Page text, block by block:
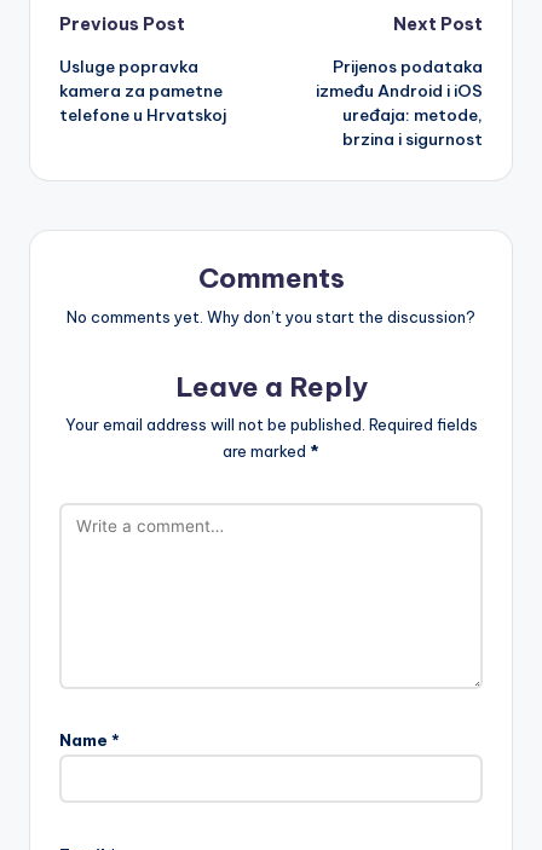
Post
navigation
Previous Post
Usluge popravka
kamera za pametne
telefone u Hrvatskoj
Next Post
Prijenos podataka
između Android i iOS
uređaja: metode,
brzina i sigurnost
Comments
No comments yet. Why don’t you start the discussion?
Leave a Reply
Your email address will not be published. Required fields
are marked *
Name *